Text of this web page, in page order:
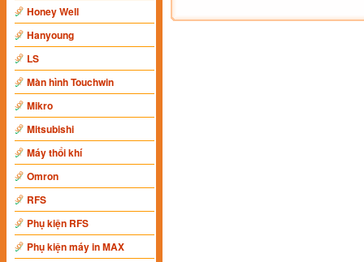
Honey Well
Hanyoung
LS
Màn hình Touchwin
Mikro
Mitsubishi
Máy thổi khí
Omron
RFS
Phụ kiện RFS
Phụ kiện máy in MAX